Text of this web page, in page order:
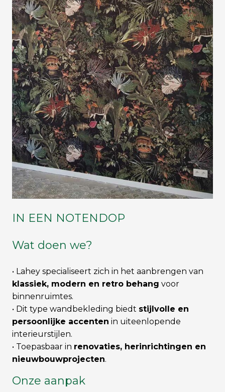
IN EEN NOTENDOP
Wat doen we?
• Lahey specialiseert zich in het aanbrengen van
klassiek, modern en retro behang voor
binnenruimtes.
• Dit type wandbekleding biedt stijlvolle en
persoonlijke accenten in uiteenlopende
interieurstijlen.
• Toepasbaar in renovaties, herinrichtingen en
nieuwbouwprojecten.
Onze aanpak